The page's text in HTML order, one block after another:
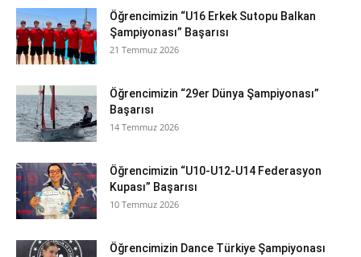
Öğrencimizin “U16 Erkek Sutopu Balkan
Şampiyonası” Başarısı
21 Temmuz 2026
Öğrencimizin “29er Dünya Şampiyonası”
Başarısı
14 Temmuz 2026
Öğrencimizin “U10-U12-U14 Federasyon
Kupası” Başarısı
10 Temmuz 2026
Öğrencimizin Dance Türkiye Şampiyonası